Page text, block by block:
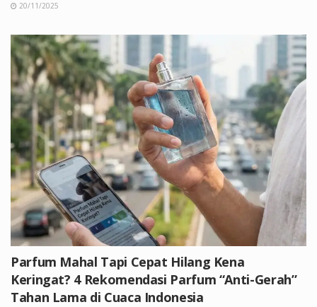
20/11/2025
Parfum Mahal Tapi Cepat Hilang Kena
Keringat? 4 Rekomendasi Parfum “Anti-Gerah”
Tahan Lama di Cuaca Indonesia